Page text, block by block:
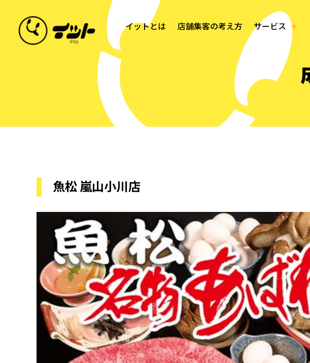
イットとは 店舗集客の考え方 サービス
魚松 嵐山小川店